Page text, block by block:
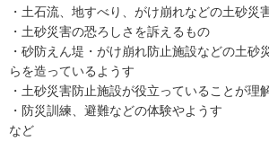
・土石流、地すべり、がけ崩れなどの土砂災
・土砂災害の恐ろしさを訴えるもの
・砂防えん堤・がけ崩れ防止施設などの土砂
らを造っているようす
・土砂災害防止施設が役立っていることが理
・防災訓練、避難などの体験やようす
など